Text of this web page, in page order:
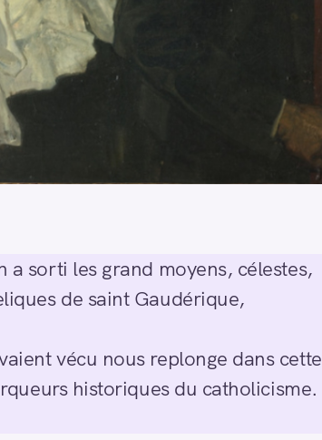
a sorti les grand moyens, célestes,
de saint Gaudérique,
vécu nous replonge dans cette
historiques du catholicisme.